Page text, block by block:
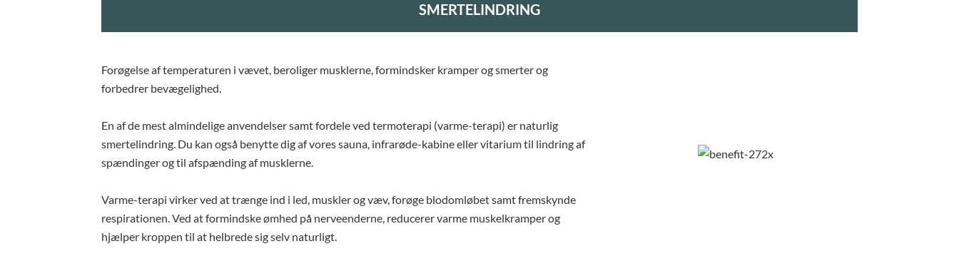
SMERTELINDRING
Forøgelse af temperaturen i vævet, beroliger musklerne, formindsker kramper og smerter og
forbedrer bevægelighed.
En af de mest almindelige anvendelser samt fordele ved termoterapi (varme-terapi) er naturlig
smertelindring. Du kan også benytte dig af vores sauna, infrarøde-kabine eller vitarium til lindring af
spændinger og til afspænding af musklerne.
Varme-terapi virker ved at trænge ind i led, muskler og væv, forøge blodomløbet samt fremskynde
respirationen. Ved at formindske ømhed på nerveenderne, reducerer varme muskelkramper og
hjælper kroppen til at helbrede sig selv naturligt.